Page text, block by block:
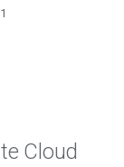
Cloud